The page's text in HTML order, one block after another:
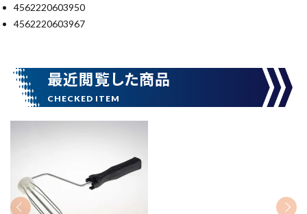
カテゴリーから探す
価格から探す
円
在庫のない商品を表示しない
4562220603950
4562220603967
最近閲覧した商品